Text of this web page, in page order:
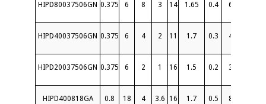
HIPD80037506GN 0.375 6 8 3 14 1.65 0.4 6
HIPD40037506GN 0.375 6 4 2 11 1.7 0.3 4
HIPD20037506GN 0.375 6 2 1 16 1.5 0.2 3
HIPD400818GA 0.8 18 4 3.6 16 1.7 0.5 8